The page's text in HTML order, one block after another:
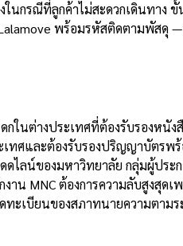
ในกรณีที่ลูกค้าไม่สะดวกเดินทา
พร้อมรหัสติดตามพัสดุ
กในต่างประเทศที่ต้องรับรองหนั
ทศและต้องรับรองปริญญาบัตรพ
ไลน์ของมหาวิทยาลัย กลุ่มผู้ประ
น MNC ต้องการความลับสูงสุดเ
ะเบียนของสภาทนายความตาม